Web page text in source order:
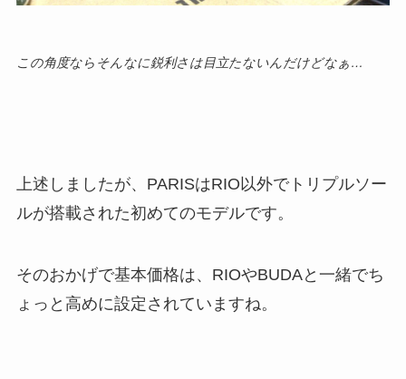
この角度ならそんなに鋭利さは目立たないんだけどなぁ…
上述しましたが、PARISはRIO以外でトリプルソー
ルが搭載された初めてのモデルです。
そのおかげで基本価格は、RIOやBUDAと一緒でち
ょっと高めに設定されていますね。